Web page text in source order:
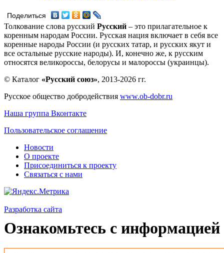
Поделиться
Толкование слова русский Русский – это прилагательное к
коренным народам России. Русская нация включает в себя все
коренные народы России (и русских татар, и русских якут и
все остальные русские народы). И, конечно же, к русским
относятся великороссы, белорусы и малороссы (украинцы).
© Каталог «Русский союз», 2013-2026 гг.
Русское общество добродействия www.ob-dobr.ru
Наша группа Вконтакте
Пользовательское соглашение
Новости
О проекте
Присоединиться к проекту
Связаться с нами
Разработка сайта
Ознакомьтесь с информацией